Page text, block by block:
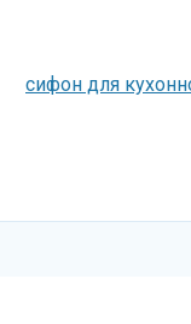
сифон для